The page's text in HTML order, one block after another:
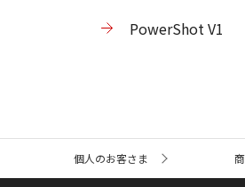
PowerShot V1
ト
個人のお客さま